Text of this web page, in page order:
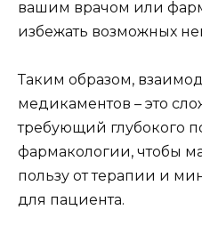
вашим врачом или
избежать возможных
Таким образом,
медикаментов – это
требующий глубокого
фармакологии, чтобы
пользу от терапии и
для пациента.